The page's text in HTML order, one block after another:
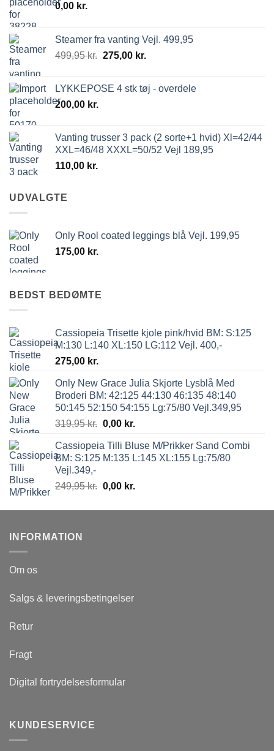
0,00 kr.
Steamer fra vanting Vejl. 499,95
499,95kr. 275,00 kr.
LYKKEPOSE 4 stk tøj - overdele
200,00 kr.
Vanting trusser 3 pack (2 sorte+1 hvid) Xl=42/44
XXL=46/48 XXXL=50/52 Vejl 189,95
110,00 kr.
UDVALGTE
Only Rool coated leggings blå Vejl. 199,95
175,00 kr.
BEDST BEDØMTE
Cassiopeia Trisette kjole pink/hvid BM: S:125
M:130 L:140 XL:150 LG:112 Vejl. 400,-
275,00 kr.
Only New Grace Julia Skjorte Lysblå Med
Broderi BM: 42:125 44:130 46:135 48:140
50:145 52:150 54:155 Lg:75/80 Vejl.349,95
319,95kr. 0,00 kr.
Cassiopeia Tilli Bluse M/Prikker Sand Combi
BM: S:125 M:135 L:145 XL:155 Lg:75/80
Vejl.349,-
249,95kr. 0,00 kr.
INFORMATION
Om os
Salgs & leveringsbetingelser
Retur
Fragt
Digital fortrydelsesformular
KUNDESERVICE